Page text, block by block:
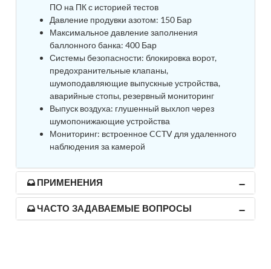
Post (BCP)
Universal Self-Generating Nitrogen Service Cart
(U-SGNSC)
General Purpose Pneumatic Test Rig
Mobile Aviation 400Hz Load Bank (Air-Cooled &
Aerospace Hydraulic Pump / Motor Test Bench
Modification of Command-and-Control Carrier
Motor Track (CCC-MT)
Fuel (ATF) Pump and Nozzle Pressure Ratio Test
Stand
Oxygen Component Test Benches
Hydraulic Filter Test Bench
Burst Chamber for Hydrogen Cylinder Testing
Fuel Contents Gauging Probe Test Rig – Light
Combat Helicopter
Portable Pneumatic Test Rig for Rudder Actuator
Rudder & Tailplane Test Equipment
ПО на ПК с историей тестов
Давление продувки азотом: 150 Бар
Максимальное давление заполнения
баллонного банка: 400 Бар
Системы безопасности: блокировка ворот,
предохранительные клапаны,
шумоподавляющие выпускные устройства,
аварийные стопы, резервный мониторинг
Выпуск воздуха: глушенный выхлоп через
шумопонижающие устройства
Мониторинг: встроенное CCTV для удаленного
наблюдения за камерой
ПРИМЕНЕНИЯ
ЧАСТО ЗАДАВАЕМЫЕ ВОПРОСЫ